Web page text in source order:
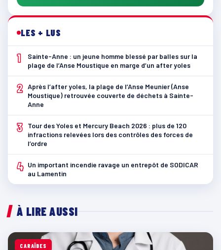
LES + LUS
1
Sainte-Anne : un jeune homme blessé par balles sur la
plage de l’Anse Moustique en marge d’un after yoles
2 Après l’after yoles, la plage de l’Anse Meunier (Anse
Moustique) retrouvée couverte de déchets à Sainte-
Anne
3
Tour des Yoles et Mercury Beach 2026 : plus de 120
infractions relevées lors des contrôles des forces de
l’ordre
4 Un important incendie ravage un entrepôt de SODICAR
au Lamentin
À LIRE AUSSI
CARAÏBES